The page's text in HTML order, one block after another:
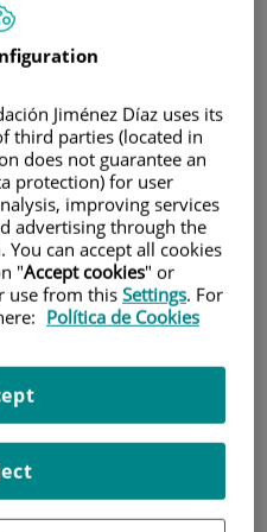
al usuario
Jiménez Díaz uses its
third parties (located in
does not guarantee an
protection) for user
improving services
advertising through the
can accept all cookies
"Accept cookies" or
use from this Settings. For
Política de Cookies